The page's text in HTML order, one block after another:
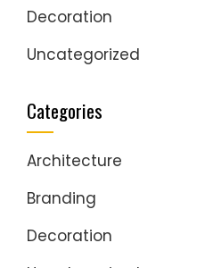
Decoration
Uncategorized
Categories
Architecture
Branding
Decoration